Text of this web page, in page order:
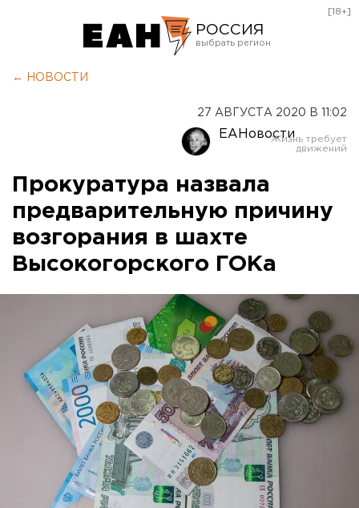
РОССИЯ
Оренбург
[18+]
← НОВОСТИ
27 АВГУСТА 2020 В 11:02
ЕАНовости
Прокуратура назвала
предварительную причину
возгорания в шахте
Высокогорского ГОКа